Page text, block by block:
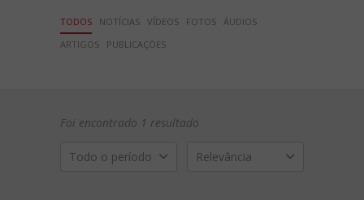
TODOS NOTÍCIAS VÍDEOS FOTOS ÁUDIOS
ARTIGOS
PUBLICAÇÕES
Foi encontrado 1 resultado
Todo o período Relevância